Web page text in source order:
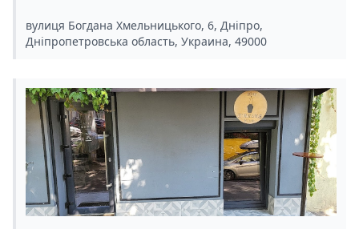
вулиця Богдана Хмельницького, 6, Дніпро,
Дніпропетровська область, Украина, 49000